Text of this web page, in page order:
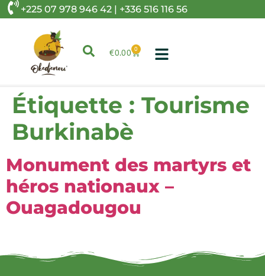
+225 07 978 946 42 | +336 516 116 56
€0.00 0
Étiquette : Tourisme
Burkinabè
Monument des martyrs et
héros nationaux –
Ouagadougou